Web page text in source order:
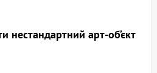
нестандартний арт-об’єкт